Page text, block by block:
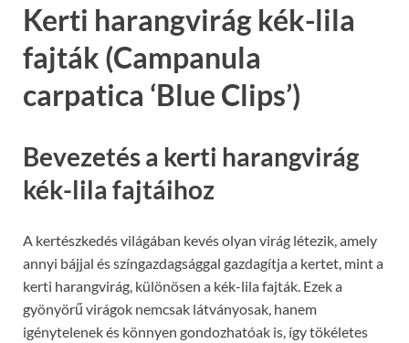
Kerti harangvirág kék-lila
fajták (Campanula
carpatica ‘Blue Clips’)
Bevezetés a kerti harangvirág
kék-lila fajtáihoz
A kertészkedés világában kevés olyan virág létezik, amely
annyi bájjal és színgazdagsággal gazdagítja a kertet, mint a
kerti harangvirág, különösen a kék-lila fajták. Ezek a
gyönyörű virágok nemcsak látványosak, hanem
igénytelenek és könnyen gondozhatóak is, így tökéletes